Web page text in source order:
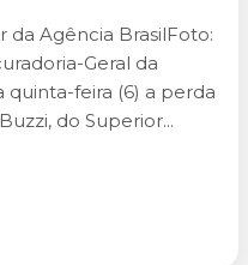
da Agência BrasilFoto:
Geral da
quinta-feira (6) a perda
do Superior...